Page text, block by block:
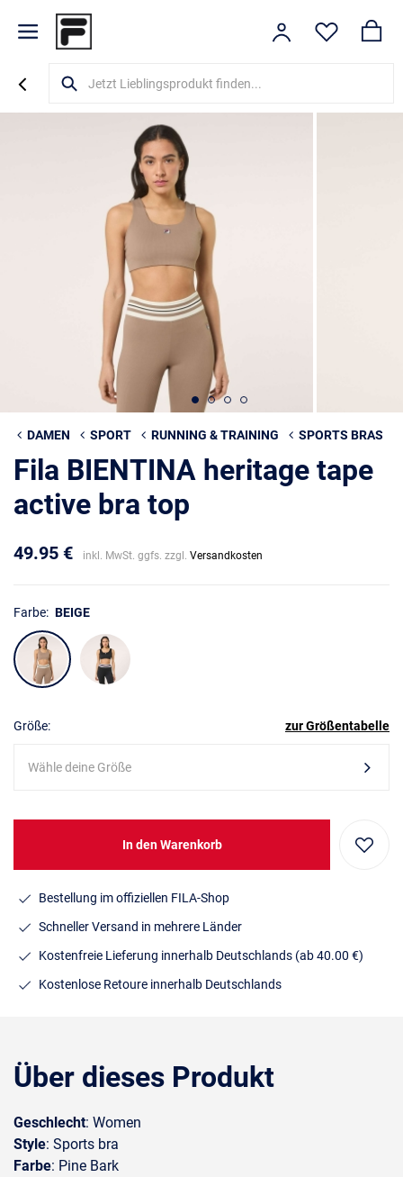
DAMEN SPORT RUNNING & TRAINING SPORTS BRAS
Fila BIENTINA heritage tape
active bra top
49.95 € inkl. MwSt. ggfs. zzgl. Versandkosten
Farbe: BEIGE
Größe: zur Größentabelle
Wähle deine Größe
In den Warenkorb
Bestellung im offiziellen FILA-Shop
Schneller Versand in mehrere Länder
Kostenfreie Lieferung innerhalb Deutschlands (ab 40.00 €)
Kostenlose Retoure innerhalb Deutschlands
Über dieses Produkt
Geschlecht: Women
Style: Sports bra
Farbe: Pine Bark